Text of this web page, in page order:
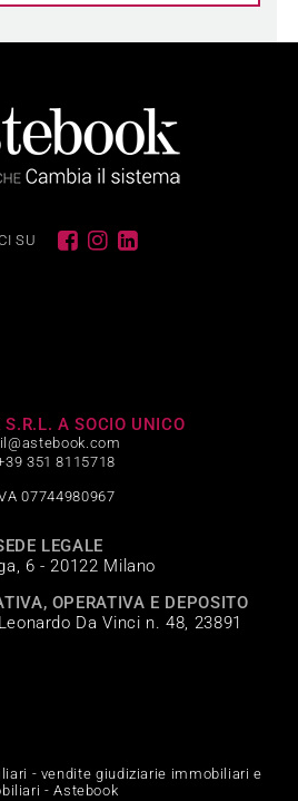
SU
S.R.L. A SOCIO UNICO
351 8115718
07744980967
LEGALE
6 - 20122 Milano
OPERATIVA E DEPOSITO
Da Vinci n. 48, 23891
- vendite giudiziarie immobiliari e
- Astebook